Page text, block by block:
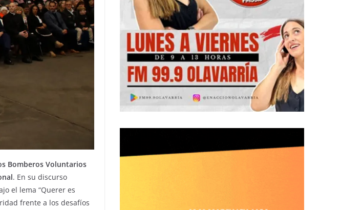
Bomberos Voluntarios
. En su discurso
el lema “Querer es
frente a los desafíos